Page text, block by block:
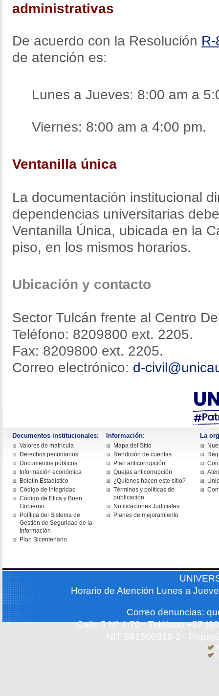
administrativas
De acuerdo con la Resolución
de atención es:
Lunes a Jueves: 8:00 am a
Viernes: 8:00 am a 4:00 pm.
Ventanilla única
La documentación institucional
dependencias universitarias
Ventanilla Única, ubicada en la
piso, en los mismos horarios.
Ubicación y contacto
Sector Tulcán frente al Centro
Teléfono: 8209800 ext. 2205.
Fax: 8209800 ext. 2205.
Correo electrónico: d-
Documentos institucionales:
Valores de matrícula
Derechos pecuniarios
Documentos públicos
Información económica
Boletín Estadístico
Código de Integridad
Código de Etica y Buen
Gobierno
Política del Sistema de
Gestión de Seguridad de la
Información
Plan Bicentenario
Información:
Mapa del Sitio
Rendición de cuentas
Plan anticorrupción
Quejas anticorrupción
¿Quiénes hacen este sitio?
Términos y políticas de
publicación
Notificaciones Judiciales
Planes de mejoramiento
La
Horario de Atención Lunes a
Correo denuncias:
Calle 5 Nº 4-70 - Teléfono +57
NIT 891500319-2 -